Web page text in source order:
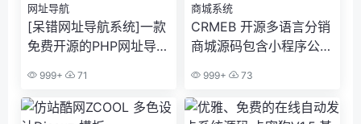
网址导航
[呆错网址导航系统]一款
免费开源的PHP网址导航
积分发布,VIP发布
999+ 71
商城系统
CRMEB 开源多语言分销
商城源码包含小程序公众
999+ 73